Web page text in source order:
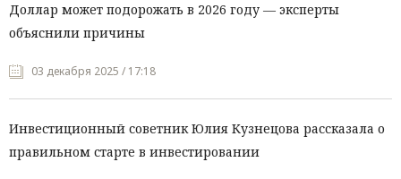
Доллар может подорожать в 2026 году — эксперты
объяснили причины
03 декабря 2025 / 17:18
Инвестиционный советник Юлия Кузнецова рассказала о
правильном старте в инвестировании